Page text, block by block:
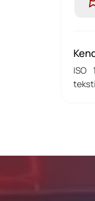
ISO